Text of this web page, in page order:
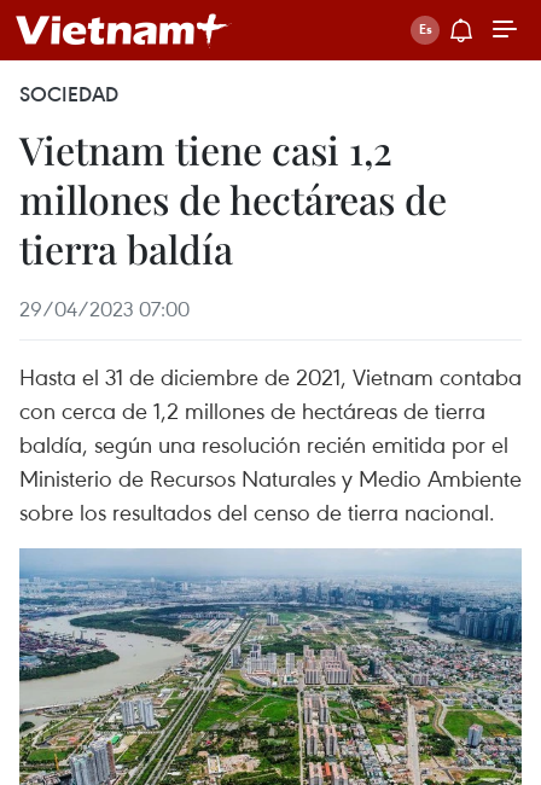
SOCIEDAD
Vietnam tiene casi 1,2
millones de hectáreas de
tierra baldía
29/04/2023 07:00
Hasta el 31 de diciembre de 2021, Vietnam contaba
con cerca de 1,2 millones de hectáreas de tierra
baldía, según una resolución recién emitida por el
Ministerio de Recursos Naturales y Medio Ambiente
sobre los resultados del censo de tierra nacional.